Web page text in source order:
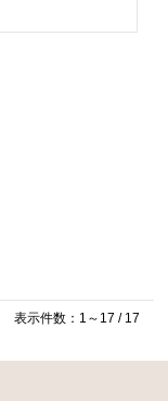
表示件数：1～17 / 17